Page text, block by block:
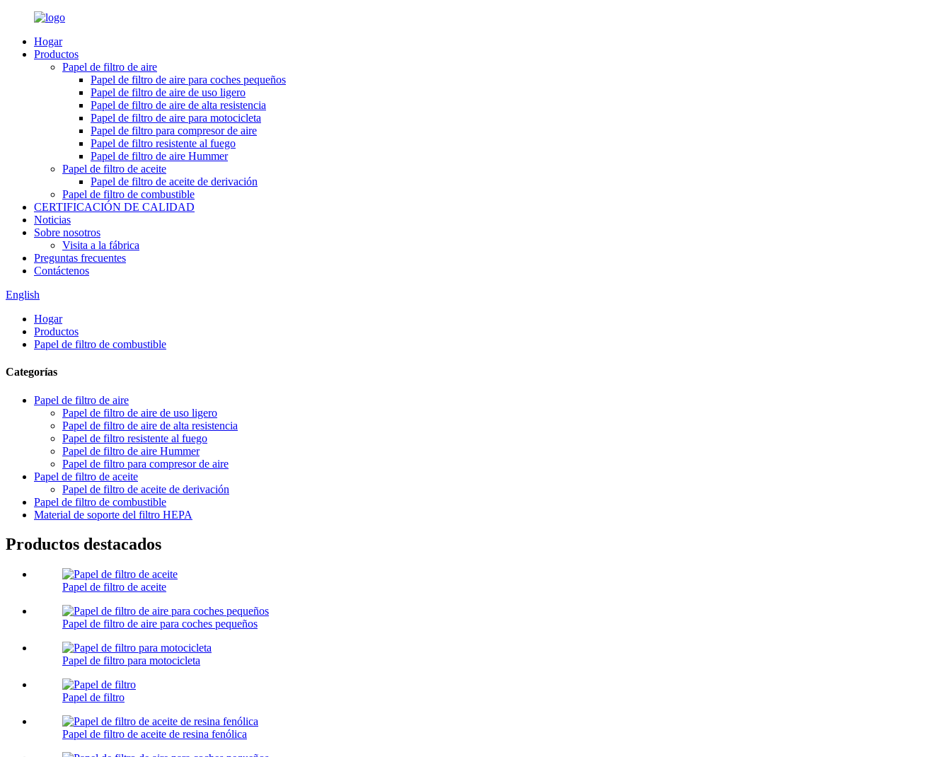
Hogar
Productos
Papel de filtro de aire
Papel de filtro de aire para coches pequeños
Papel de filtro de aire de uso ligero
Papel de filtro de aire de alta resistencia
Papel de filtro de aire para motocicleta
Papel de filtro para compresor de aire
Papel de filtro resistente al fuego
Papel de filtro de aire Hummer
Papel de filtro de aceite
Papel de filtro de aceite de derivación
Papel de filtro de combustible
CERTIFICACIÓN DE CALIDAD
Noticias
Sobre nosotros
Visita a la fábrica
Preguntas frecuentes
Contáctenos
English
Hogar
Productos
Papel de filtro de combustible
Categorías
Papel de filtro de aire
Papel de filtro de aire de uso ligero
Papel de filtro de aire de alta resistencia
Papel de filtro resistente al fuego
Papel de filtro de aire Hummer
Papel de filtro para compresor de aire
Papel de filtro de aceite
Papel de filtro de aceite de derivación
Papel de filtro de combustible
Material de soporte del filtro HEPA
Productos destacados
Papel de filtro de aceite
Papel de filtro de aire para coches pequeños
Papel de filtro para motocicleta
Papel de filtro
Papel de filtro de aceite de resina fenólica